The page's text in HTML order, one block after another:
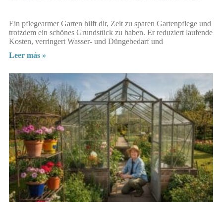
Ein pflegearmer Garten hilft dir, Zeit zu sparen Gartenpflege und
trotzdem ein schönes Grundstück zu haben. Er reduziert laufende
Kosten, verringert Wasser- und Düngebedarf und
Leer más »